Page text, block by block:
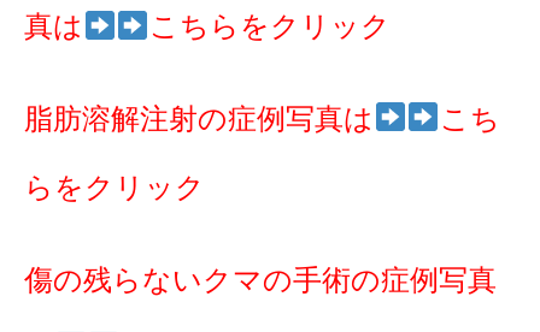
真は こちらをクリック
脂肪溶解注射の症例写真は こち
らをクリック
傷の残らないクマの手術の症例写真